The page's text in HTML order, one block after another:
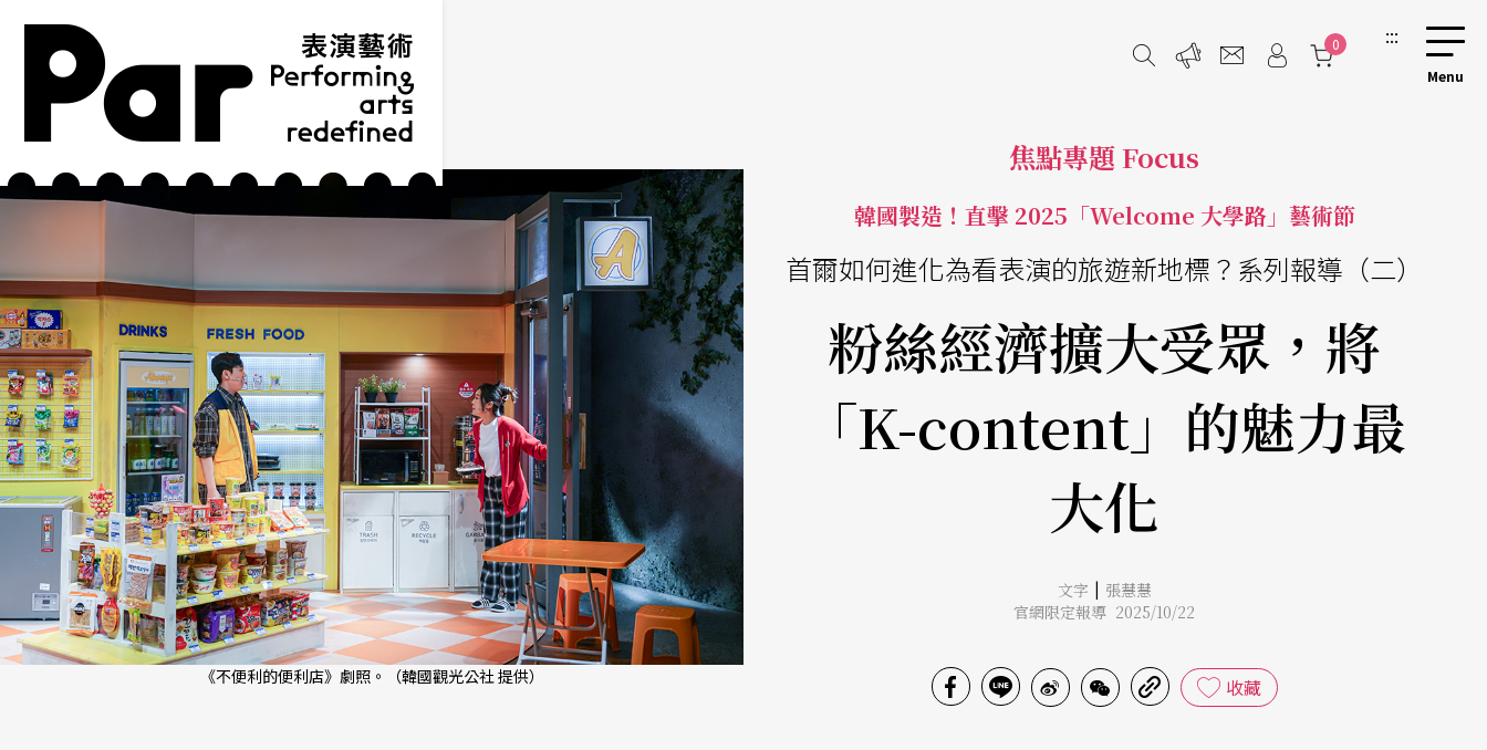
跳到主要內容區塊
網站導覽
0 :::
《不便利的便利店》劇照。（韓國觀光公社 提供）
焦點專題 Focus
韓國製造！直擊 2025「Welcome 大學路」藝術節
首爾如何進化為看表演的旅遊新地標？系列報導（二）
粉絲經濟擴大受眾，將
「K-content」的魅力最
大化
文字 | 張慧慧
官網限定報導 2025/10/22
收藏